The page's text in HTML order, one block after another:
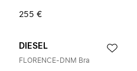
255 €
DIESEL
FLORENCE-DNM Bra